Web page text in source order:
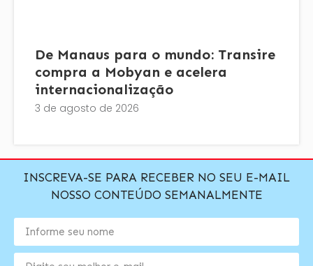
De Manaus para o mundo: Transire
compra a Mobyan e acelera
internacionalização
3 de agosto de 2026
INSCREVA-SE PARA RECEBER NO SEU E-MAIL
NOSSO CONTEÚDO SEMANALMENTE